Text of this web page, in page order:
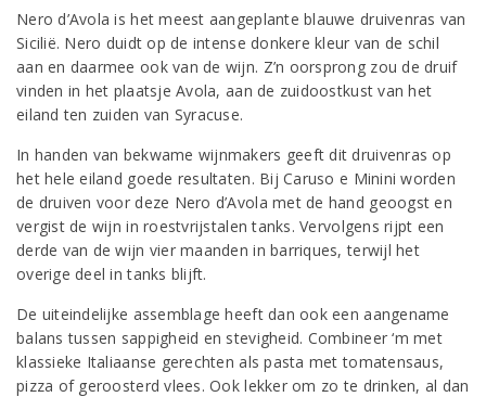
Nero d’Avola is het meest aangeplante blauwe druivenras van
Sicilië. Nero duidt op de intense donkere kleur van de schil
aan en daarmee ook van de wijn. Z’n oorsprong zou de druif
vinden in het plaatsje Avola, aan de zuidoostkust van het
eiland ten zuiden van Syracuse.
In handen van bekwame wijnmakers geeft dit druivenras op
het hele eiland goede resultaten. Bij Caruso e Minini worden
de druiven voor deze Nero d’Avola met de hand geoogst en
vergist de wijn in roestvrijstalen tanks. Vervolgens rijpt een
derde van de wijn vier maanden in barriques, terwijl het
overige deel in tanks blijft.
De uiteindelijke assemblage heeft dan ook een aangename
balans tussen sappigheid en stevigheid. Combineer ‘m met
klassieke Italiaanse gerechten als pasta met tomatensaus,
pizza of geroosterd vlees. Ook lekker om zo te drinken, al dan